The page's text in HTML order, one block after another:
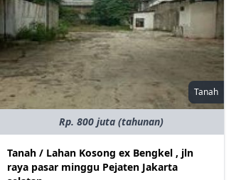
Tanah
Rp. 800 juta (tahunan)
Tanah / Lahan Kosong ex Bengkel , jln
raya pasar minggu Pejaten Jakarta